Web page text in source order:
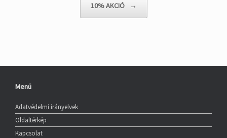
10% AKCIÓ →
Menü
Adatvédelmi irányelvek
Oldaltérkép
Kapcsolat